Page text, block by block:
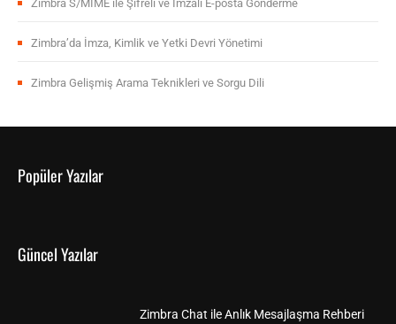
Zimbra S/MIME ile Şifreli ve İmzalı E-posta Gönderme
Zimbra’da İmza, Kimlik ve Yetki Devri Yönetimi
Zimbra Gelişmiş Arama Teknikleri ve Sorgu Dili
Popüler Yazılar
Güncel Yazılar
Zimbra Chat ile Anlık Mesajlaşma Rehberi